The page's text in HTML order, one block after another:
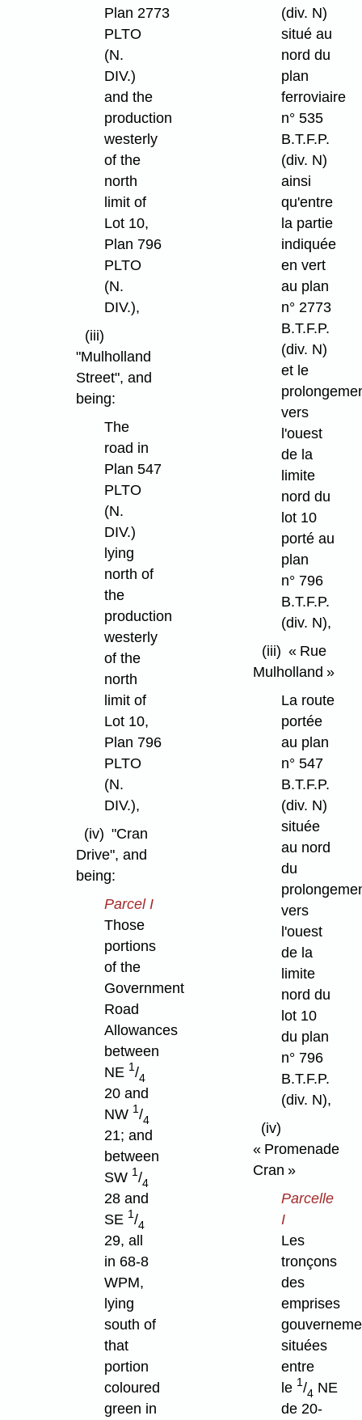
Plan 2773
PLTO
(N.
DIV.)
and the
production
westerly
of the
north
limit of
Lot 10,
Plan 796
PLTO
(N.
DIV.),
(iii)
"Mulholland
Street", and
being:
The
road in
Plan 547
PLTO
(N.
DIV.)
lying
north of
the
production
westerly
of the
north
limit of
Lot 10,
Plan 796
PLTO
(N.
DIV.),
(iv) "Cran
Drive", and
being:
Parcel I
Those
portions
of the
Government
Road
Allowances
between
NE 1/4
20 and
NW 1/4
21; and
between
SW 1/4
28 and
SE 1/4
29, all
in 68-8
WPM,
lying
south of
that
portion
coloured
green in
(div. N)
situé au
nord du
plan
ferroviaire
n° 535
B.T.F.P.
(div. N)
ainsi
qu'entre
la partie
indiquée
en vert
au plan
n° 2773
B.T.F.P.
(div. N)
et le
vers
l'ouest
de la
limite
nord du
lot 10
porté au
plan
n° 796
B.T.F.P.
(div. N),
(iii) « Rue
Mulholland »
La route
portée
au plan
n° 547
B.T.F.P.
(div. N)
située
au nord
du
vers
l'ouest
de la
limite
nord du
lot 10
du plan
n° 796
B.T.F.P.
(div. N),
(iv)
« Promenade
Cran »
Parcelle
I
Les
tronçons
des
emprises
situées
entre
le 1/4 NE
de 20-